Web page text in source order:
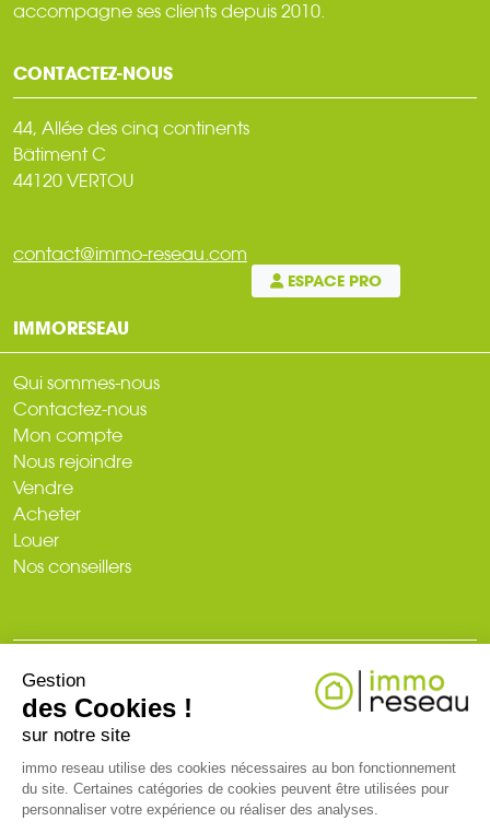
accompagne ses clients depuis 2010.
CONTACTEZ-NOUS
44, Allée des cinq continents
Bâtiment C
44120 VERTOU
contact@immo-reseau.com
ESPACE PRO
IMMORESEAU
Qui sommes-nous
Contactez-nous
Mon compte
Nous rejoindre
Vendre
Acheter
Louer
Nos conseillers
Plan du site
Mentions légales
RCS NANTES 519 718 886. Carte professionnelle T et G n° CPI 3002
Gestion
des Cookies !
sur notre site
immo reseau utilise des cookies nécessaires au bon fonctionnement
du site. Certaines catégories de cookies peuvent être utilisées pour
personnaliser votre expérience ou réaliser des analyses.